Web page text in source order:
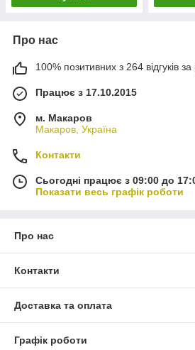
Про нас
100% позитивних з 264 відгуків за
Працює з 17.10.2015
м. Макаров
Макаров, Україна
Контакти
Сьогодні працює з 09:00 до
Показати весь графік роботи
Про нас
Контакти
Доставка та оплата
Графік роботи